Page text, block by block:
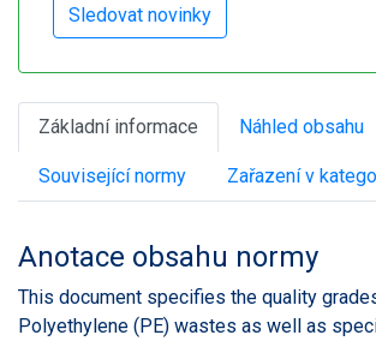
Základní informace Náhled obsahu
Související normy Zařazení v
Anotace obsahu normy
This document specifies the quality
Polyethylene (PE) wastes as well as